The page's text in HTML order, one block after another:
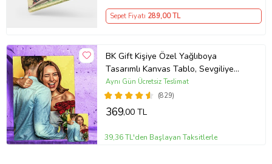
Sepet Fiyatı 289,00 TL
BK Gift Kişiye Özel Yağlıboya
Tasarımlı Kanvas Tablo, Sevgiliye
Hediye, Arkadaşa Hediye, Doğum
Günü Hediyesi, Ev Hediyesi
(829)
Aynı Gün Ücretsiz Teslimat
369,00 TL
39,36 TL'den Başlayan Taksitlerle